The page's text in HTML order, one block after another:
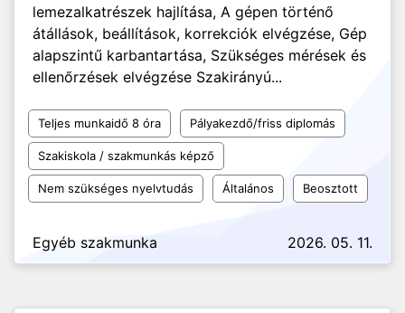
lemezalkatrészek hajlítása, A gépen történő
átállások, beállítások, korrekciók elvégzése, Gép
alapszintű karbantartása, Szükséges mérések és
ellenőrzések elvégzése Szakirányú...
Teljes munkaidő 8 óra Pályakezdő/friss diplomás
Szakiskola / szakmunkás képző
Nem szükséges nyelvtudás Általános Beosztott
Egyéb szakmunka 2026. 05. 11.